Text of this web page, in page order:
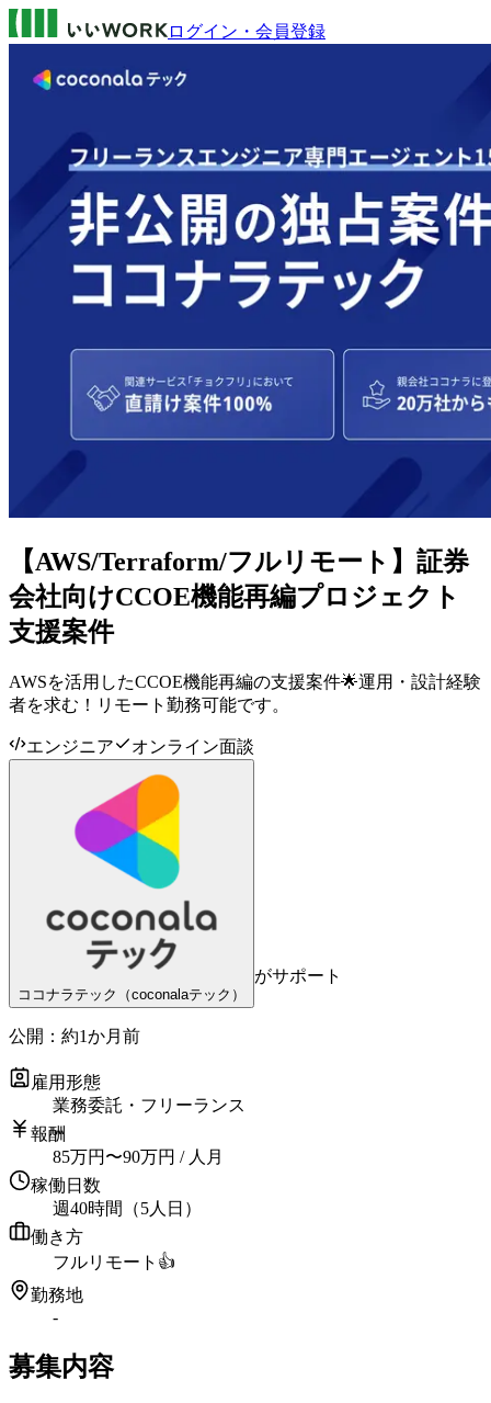
ログイン・会員登録
【AWS/Terraform/フルリモート】証券
会社向けCCOE機能再編プロジェクト
支援案件
AWSを活用したCCOE機能再編の支援案件🌟運用・設計経験
者を求む！リモート勤務可能です。
エンジニア オンライン面談
ココナラテック（coconalaテック）
がサポート
公開： 約1か月前
雇用形態
業務委託・フリーランス
報酬
85万円 〜90万円 / 人月
稼働日数
週40時間（5人日）
働き方
フルリモート 👍
勤務地
-
募集内容